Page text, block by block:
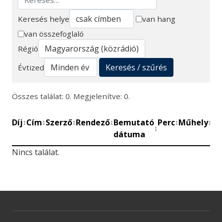
Keresés
Keresés helye
van hang
van összefoglaló
Régió
Évtized
Keresés / szűrés
Összes találat: 0. Megjelenítve: 0.
Díj↕Cím↕Szerző↕Rendező↕Bemutató
dátuma
↕
Perc↕Műhely↕
Nincs találat.